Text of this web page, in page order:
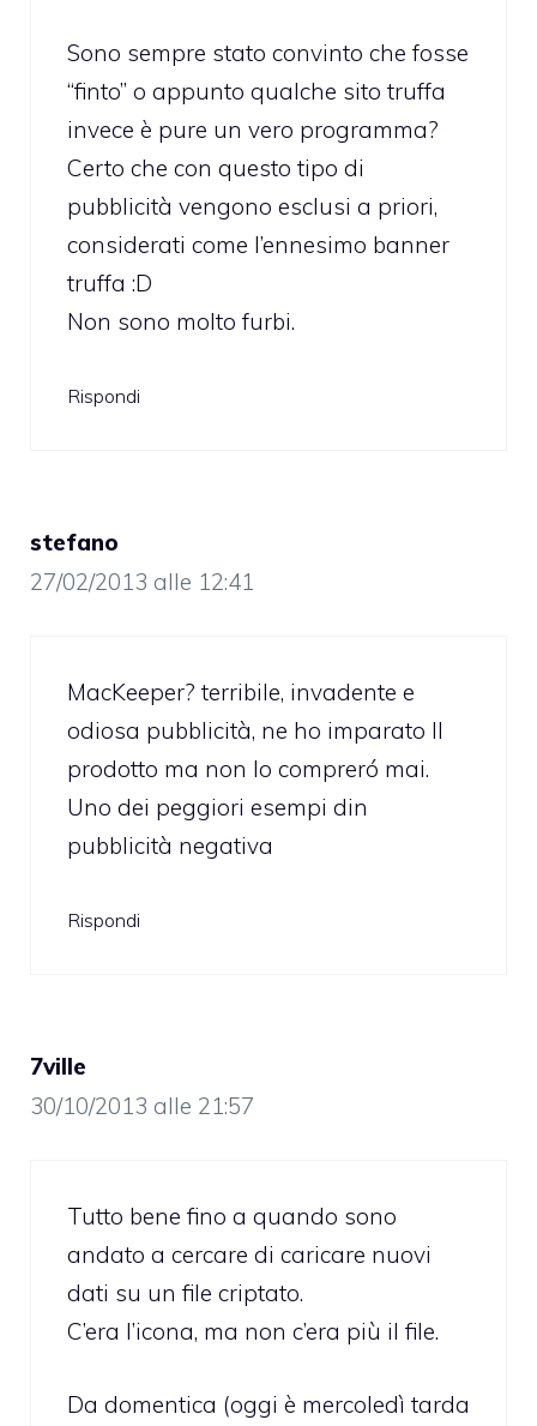
Sono sempre stato convinto che fosse
“finto” o appunto qualche sito truffa
invece è pure un vero programma?
Certo che con questo tipo di
pubblicità vengono esclusi a priori,
considerati come l’ennesimo banner
truffa :D
Non sono molto furbi.
Rispondi
stefano
27/02/2013 alle 12:41
MacKeeper? terribile, invadente e
odiosa pubblicità, ne ho imparato Il
prodotto ma non lo compreró mai.
Uno dei peggiori esempi din
pubblicità negativa
Rispondi
7ville
30/10/2013 alle 21:57
Tutto bene fino a quando sono
andato a cercare di caricare nuovi
dati su un file criptato.
C’era l’icona, ma non c’era più il file.
Da domentica (oggi è mercoledì tarda